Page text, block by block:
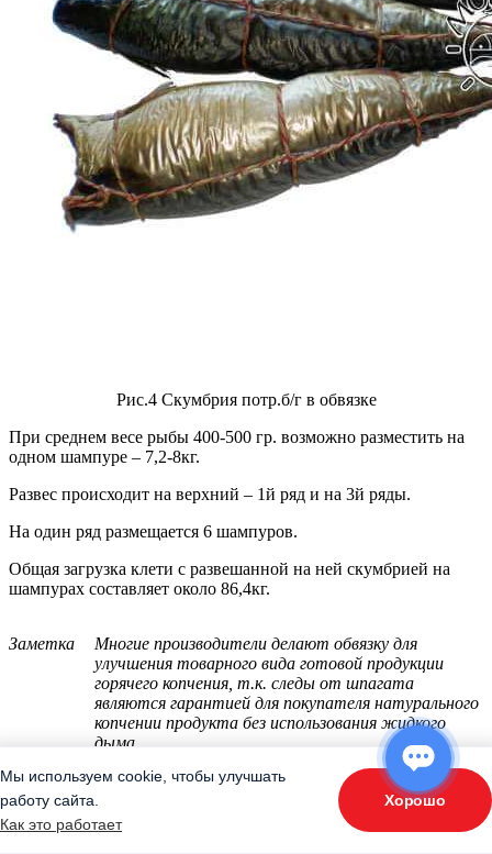
Рис.4 Скумбрия потр.б/г в обвязке
При среднем весе рыбы 400-500 гр. возможно разместить на
одном шампуре – 7,2-8кг.
Развес происходит на верхний – 1й ряд и на 3й ряды.
На один ряд размещается 6 шампуров.
Общая загрузка клети с развешанной на ней скумбрией на
шампурах составляет около 86,4кг.
Заметка
Многие производители делают обвязку для
улучшения товарного вида готовой продукции
горячего копчения, т.к. следы от шпагата
являются гарантией для покупателя натурального
копчении продукта без использования жидкого
дыма.
Вариант 2– укладка на решетках. Рыбу можно не обвязывать.
Разница в проценте потерь - примерно в 1%.
Мы используем cookie, чтобы улучшать
работу сайта.
Как это работает
Хорошо
«Подберите оборудование»